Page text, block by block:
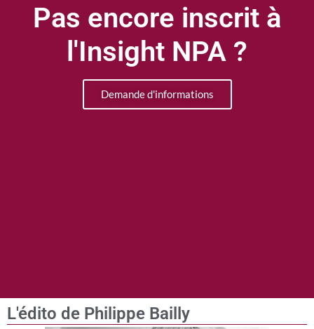
Pas encore inscrit à
l'Insight NPA ?
Demande d'informations
L'édito de Philippe Bailly